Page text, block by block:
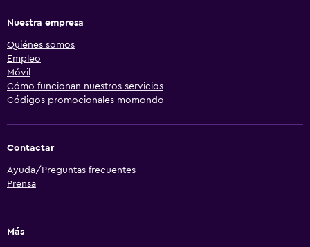
Nuestra empresa
Quiénes somos
Empleo
Móvil
Cómo funcionan nuestros servicios
Códigos promocionales momondo
Contactar
Ayuda/Preguntas frecuentes
Prensa
Más